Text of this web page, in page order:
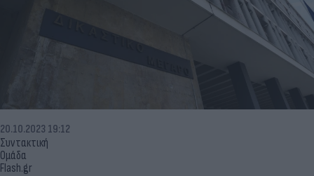
Συντακτική
Ομάδα
Flash.gr
20.10.2023 19:12